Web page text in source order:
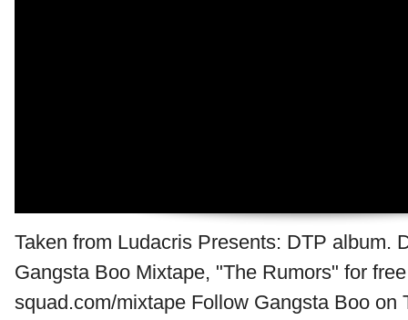
Taken from Ludacris Presents: DTP album.
Gangsta Boo Mixtape, "The Rumors" for
squad.com/mixtape Follow Gangsta Boo on